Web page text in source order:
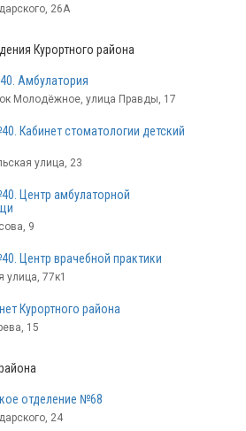
26А
Курортного района
Амбулатория
Молодёжное, улица Правды, 17
Кабинет стоматологии детский
улица, 23
Центр амбулаторной
9
Центр врачебной практики
улица, 77к1
Курортного района
15
отделение №68
24